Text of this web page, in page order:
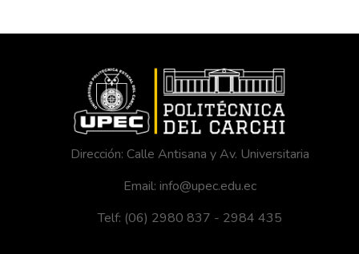
Dirección: Calle Antisana y Av. Universitaria
Email: info@upec.edu.ec
Telf: (06) 2980 837 - 2984 435